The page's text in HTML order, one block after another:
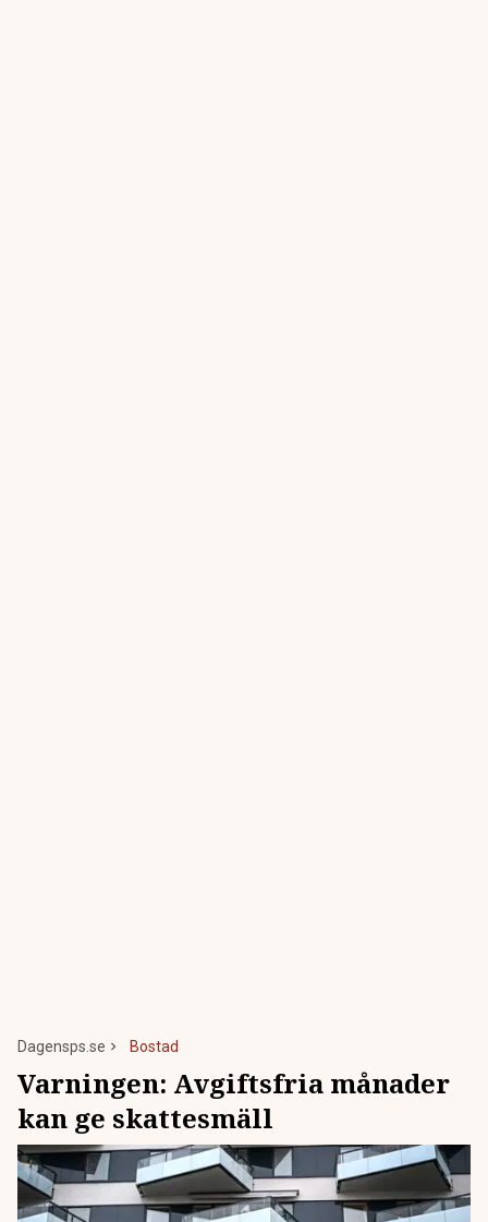
Dagensps.se Bostad
Varningen: Avgiftsfria månader
kan ge skattesmäll